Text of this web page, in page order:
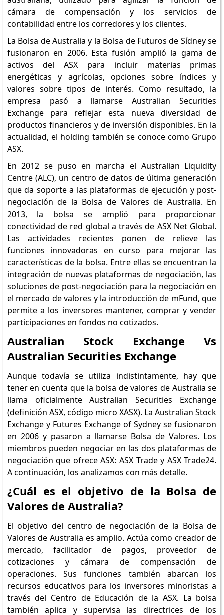
cámara de compensación y los servicios de
contabilidad entre los corredores y los clientes.
La Bolsa de Australia y la Bolsa de Futuros de Sídney se
fusionaron en 2006. Esta fusión amplió la gama de
activos del ASX para incluir materias primas
energéticas y agrícolas, opciones sobre índices y
valores sobre tipos de interés. Como resultado, la
empresa pasó a llamarse Australian Securities
Exchange para reflejar esta nueva diversidad de
productos financieros y de inversión disponibles. En la
actualidad, el holding también se conoce como Grupo
ASX.
En 2012 se puso en marcha el Australian Liquidity
Centre (ALC), un centro de datos de última generación
que da soporte a las plataformas de ejecución y post-
negociación de la Bolsa de Valores de Australia. En
2013, la bolsa se amplió para proporcionar
conectividad de red global a través de ASX Net Global.
Las actividades recientes ponen de relieve las
funciones innovadoras en curso para mejorar las
características de la bolsa. Entre ellas se encuentran la
integración de nuevas plataformas de negociación, las
soluciones de post-negociación para la negociación en
el mercado de valores y la introducción de mFund, que
permite a los inversores mantener, comprar y vender
participaciones en fondos no cotizados.
Australian Stock Exchange Vs
Australian Securities Exchange
Aunque todavía se utiliza indistintamente, hay que
tener en cuenta que la bolsa de valores de Australia se
llama oficialmente Australian Securities Exchange
(definición ASX, código micro XASX). La Australian Stock
Exchange y Futures Exchange of Sydney se fusionaron
en 2006 y pasaron a llamarse Bolsa de Valores. Los
miembros pueden negociar en las dos plataformas de
negociación que ofrece ASX: ASX Trade y ASX Trade24.
A continuación, los analizamos con más detalle.
¿Cuál es el objetivo de la Bolsa de
Valores de Australia?
El objetivo del centro de negociación de la Bolsa de
Valores de Australia es amplio. Actúa como creador de
mercado, facilitador de pagos, proveedor de
cotizaciones y cámara de compensación de
operaciones. Sus funciones también abarcan los
recursos educativos para los inversores minoristas a
través del Centro de Educación de la ASX. La bolsa
también aplica y supervisa las directrices de los